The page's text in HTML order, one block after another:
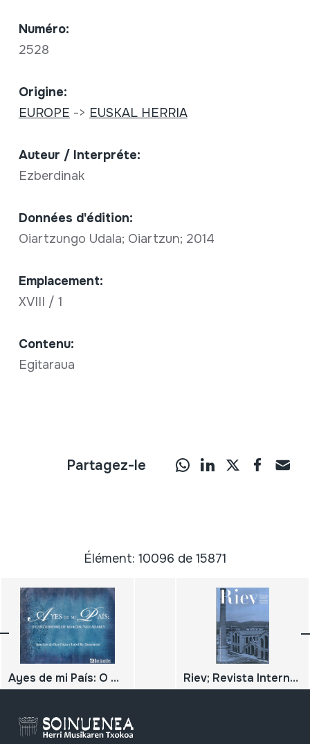
Numéro:
2528
Origine:
EUROPE -> EUSKAL HERRIA
Auteur / Interpréte:
Ezberdinak
Données d'édition:
Oiartzungo Udala; Oiartzun; 2014
Emplacement:
XVIII / 1
Contenu:
Egitaraua
Partagez-le
Élément: 10096 de 15871
Ayes de mi País: O Cancionero de Marcial Valladares Riev; Revista Internacional de los Estudios Vascos - Eusko Ikaskuntzen Nazioarteko Aldizkaria - Revue Internationale des Etudes Basques - International Journal on Basque Studies; nº 59.1; 2014;